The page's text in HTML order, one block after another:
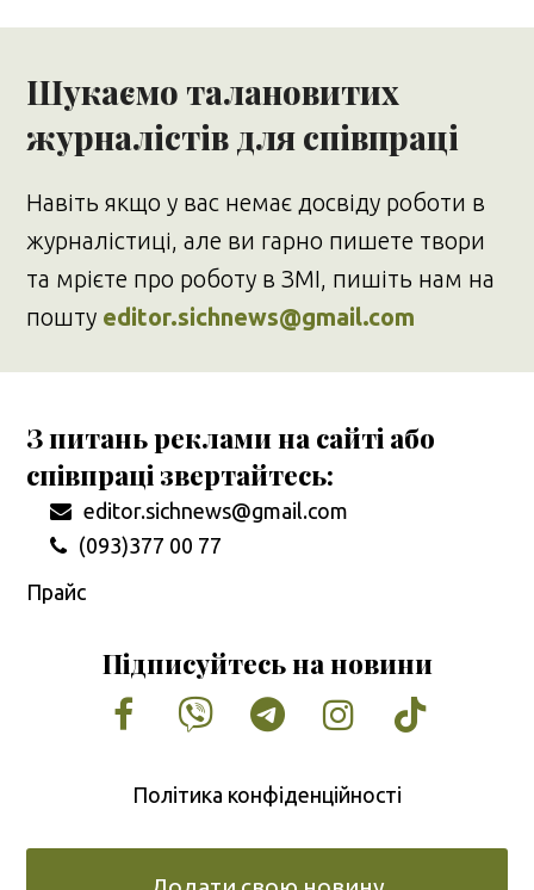
Шукаємо талановитих
журналістів для співпраці
Навіть якщо у вас немає досвіду роботи в
журналістиці, але ви гарно пишете твори
та мрієте про роботу в ЗМІ, пишіть нам на
пошту editor.sichnews@gmail.com
З питань реклами на сайті або
співпраці звертайтесь:
editor.sichnews@gmail.com
(093)377 00 77
Прайс
Підписуйтесь на новини
Facebook
VimeoTumblrInstagram
Tiktok
Політика конфіденційності